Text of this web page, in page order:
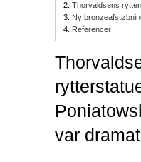
2. Thorvaldsens
3. Ny
4. Referencer
var